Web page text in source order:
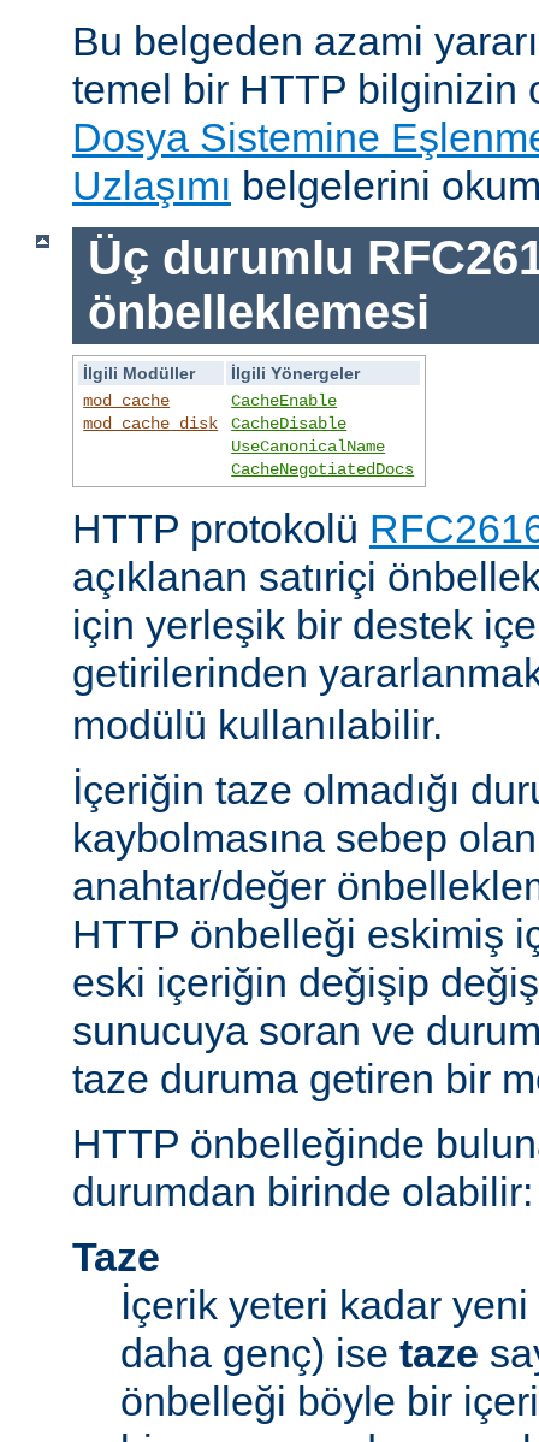
Bu belgeden azami
temel bir HTTP bilginizin
Dosya Sistemine
Uzlaşımı belgelerini
Üç durumlu
önbelleklemesi
İlgili Modüller
İlgili Yönergeler
mod_cache
mod_cache_disk
CacheEnable
CacheDisable
UseCanonicalName
CacheNegotiatedDocs
HTTP protokolü
açıklanan satıriçi
için yerleşik bir destek
getirilerinden
modülü kullanılabilir.
İçeriğin taze olmadığı
kaybolmasına sebep
anahtar/değer
HTTP önbelleği eskimiş
eski içeriğin değişip
sunucuya soran ve
taze duruma getiren bir
HTTP önbelleğinde
durumdan birinde olabilir:
Taze
İçerik yeteri kadar yeni
daha genç) ise taze
önbelleği böyle bir